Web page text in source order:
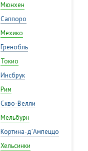
Мюнхен
Саппоро
Мехико
Гренобль
Токио
Инсбрук
Рим
Скво-Велли
Мельбурн
Кортина-д’Ампеццо
Хельсинки